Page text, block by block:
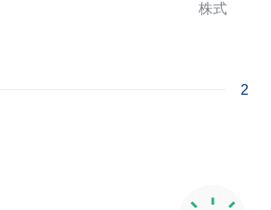
株式
2